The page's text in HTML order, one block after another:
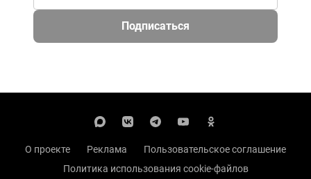
Подписаться
О проекте Реклама
Пользовательское соглашение
Политика использования cookie-файлов